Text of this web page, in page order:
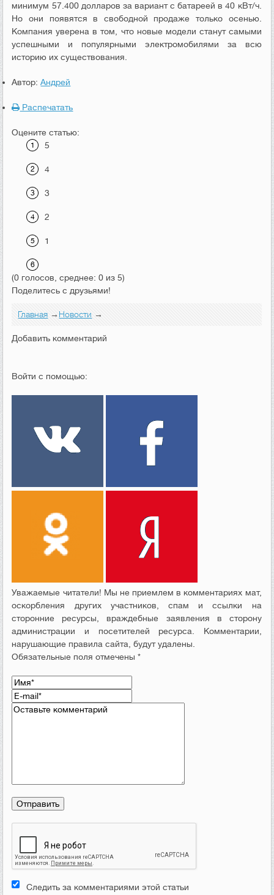
минимум 57.400 долларов за вариант с батареей в 40 кВт/ч.
Но они появятся в свободной продаже только осенью.
Компания уверена в том, что новые модели станут самыми
успешными и популярными электромобилями за всю
историю их существования.
Автор:Андрей
Распечатать
Оцените статью:
5
4
3
2
1
(0 голосов, среднее: 0 из 5)
Поделитесь с друзьями!
Главная →Новости →
Добавить комментарий
Войти с помощью:
Уважаемые читатели! Мы не приемлем в комментариях мат,
оскорбления других участников, спам и ссылки на
сторонние ресурсы, враждебные заявления в сторону
администрации и посетителей ресурса. Комментарии,
нарушающие правила сайта, будут удалены.
Обязательные поля отмечены *
Следить за комментариями этой статьи